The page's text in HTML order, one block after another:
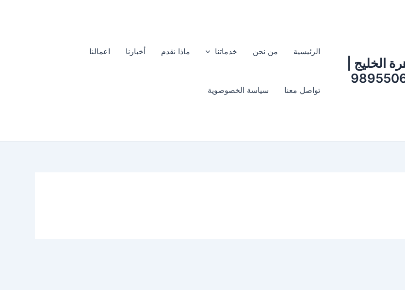
الخليج |
الرئيسية من نحن خدماتنا ماذا نقدم أخبارنا اعمالنا
تواصل معنا سياسة الخصوصوية